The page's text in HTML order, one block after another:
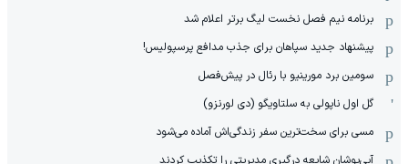
برنامه نیم فصل نخست لیگ برتر اعلام شد
پیشنهاد جدید سپاهان برای جذب مدافع پرسپولیس!
سومین برد مورینیو با رئال در پیش‌فصل
گل اول ناپولی به سلتاویگو (دی لورنزو)
مسی برای سخت‌ترین سفر زندگی‌اش آماده می‌شود
آبی‌پوشان شایعه درگیری مدیریتی را تکذیب کردند